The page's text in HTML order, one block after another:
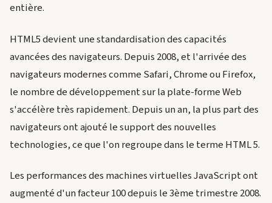
entière.
HTML5 devient une standardisation des capacités
avancées des navigateurs. Depuis 2008, et l'arrivée des
navigateurs modernes comme Safari, Chrome ou Firefox,
le nombre de développement sur la plate-forme Web
s'accélère très rapidement. Depuis un an, la plus part des
navigateurs ont ajouté le support des nouvelles
technologies, ce que l'on regroupe dans le terme HTML 5.
Les performances des machines virtuelles JavaScript ont
augmenté d'un facteur 100 depuis le 3ème trimestre 2008.